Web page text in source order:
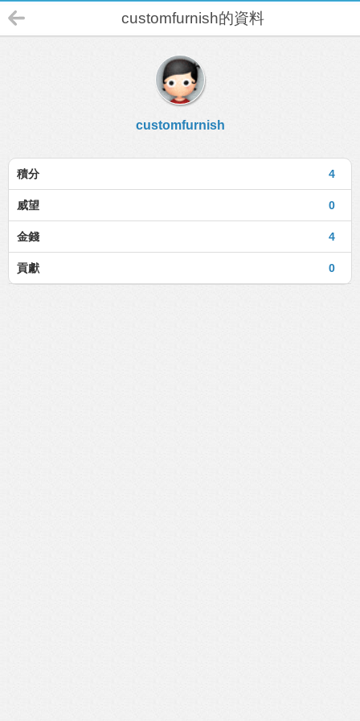
customfurnish的資料
customfurnish
4
積分
0
威望
4
金錢
0
貢獻